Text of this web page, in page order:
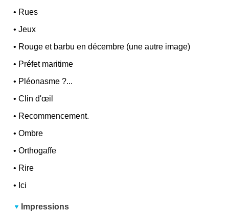
• Rues
•Jeux
• Rouge et barbu en décembre (une autre image)
• Préfet maritime
• Pléonasme ?...
•Clin d'œil
• Recommencement.
•Ombre
•Orthogaffe
• Rire
• Ici
Impressions